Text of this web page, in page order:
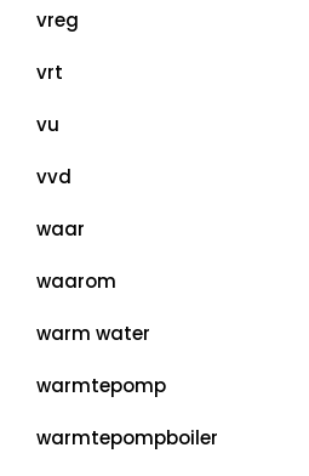
vreg
vrt
vu
vvd
waar
waarom
warm water
warmtepomp
warmtepompboiler